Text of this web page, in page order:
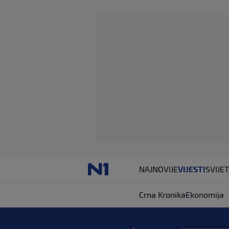
NAJNOVIJEVIJESTISVIJET
Crna KronikaEkonomija